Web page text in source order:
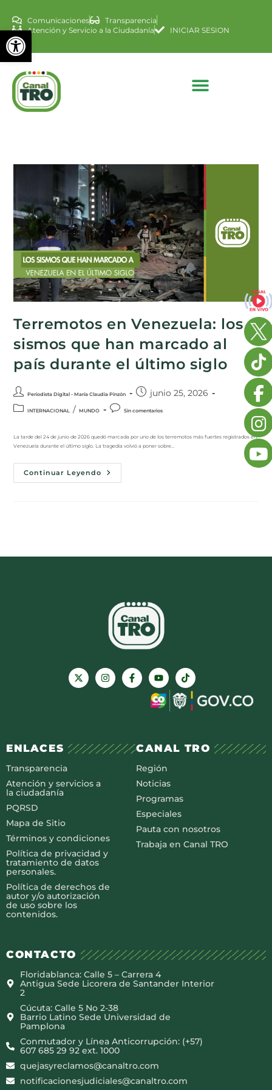
Abrir barra de
Comunicaciones
Transparencia
Atención y Servicio a la Ciudadanía
INICIAR SESION
Terremotos en Venezuela: los
sismos que han marcado al
país durante el último siglo
Periodista Digital - María Claudia Pinzón junio 25, 2026
INTERNACIONAL / MUNDO Sin comentarios
La tarde del 24 de junio de 2026 quedó marcada por uno de los terremotos más fuertes registrados en
Venezuela durante el último siglo. La tragedia volvió a poner sobre…
Continuar Leyendo
ENLACES
Transparencia
Atención y servicios a
la ciudadanía
PQRSD
Mapa de Sitio
Términos y condiciones
Política de privacidad y
tratamiento de datos
personales.
Política de derechos de
autor y/o autorización
de uso sobre los
contenidos.
CANAL TRO
Región
Noticias
Programas
Especiales
Pauta con nosotros
Trabaja en Canal TRO
CONTACTO
Floridablanca: Calle 5 – Carrera 4
Antigua Sede Licorera de Santander Interior
2
Cúcuta: Calle 5 No 2-38
Barrio Latino Sede Universidad de
Pamplona
Conmutador y Línea Anticorrupción: (+57)
607 685 29 92 ext. 1000
quejasyreclamos@canaltro.com
notificacionesjudiciales@canaltro.com